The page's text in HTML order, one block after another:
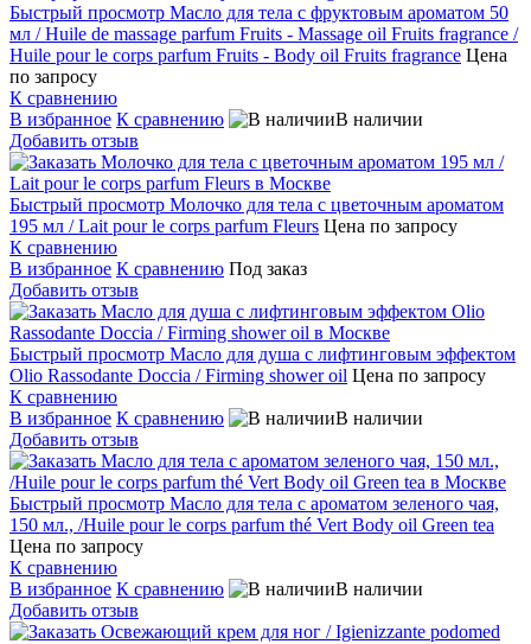
Быстрый просмотр Масло для тела с фруктовым ароматом 50
мл / Huile de massage parfum Fruits - Massage oil Fruits fragrance /
Huile pour le corps parfum Fruits - Body oil Fruits fragrance Цена
по запросу
К сравнению
В избранное К сравнению
В наличии
Добавить отзыв
Быстрый просмотр Молочко для тела с цветочным ароматом
195 мл / Lait pour le corps parfum Fleurs Цена по запросу
К сравнению
В избранное К сравнению Под заказ
Добавить отзыв
Быстрый просмотр Масло для душа с лифтинговым эффектом
Olio Rassodante Doccia / Firming shower oil Цена по запросу
К сравнению
В избранное К сравнению
В наличии
Добавить отзыв
Быстрый просмотр Масло для тела с ароматом зеленого чая,
150 мл., /Huile pour le corps parfum thé Vert Body oil Green tea
Цена по запросу
К сравнению
В избранное К сравнению
В наличии
Добавить отзыв